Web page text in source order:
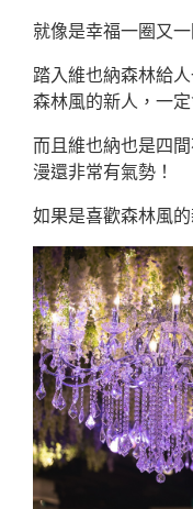
就像是幸福一圈又
踏入維也納森林給
森林風的新人，一
而且維也納也是四
漫還非常有氣勢！
如果是喜歡森林風